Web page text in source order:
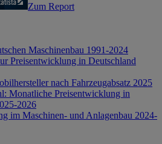
Zum Report
Maschinenbau 1991-2024
Preisentwicklung in Deutschland
nach Fahrzeugabsatz 2025
Monatliche Preisentwicklung in
2026
im Maschinen- und Anlagenbau 2024-